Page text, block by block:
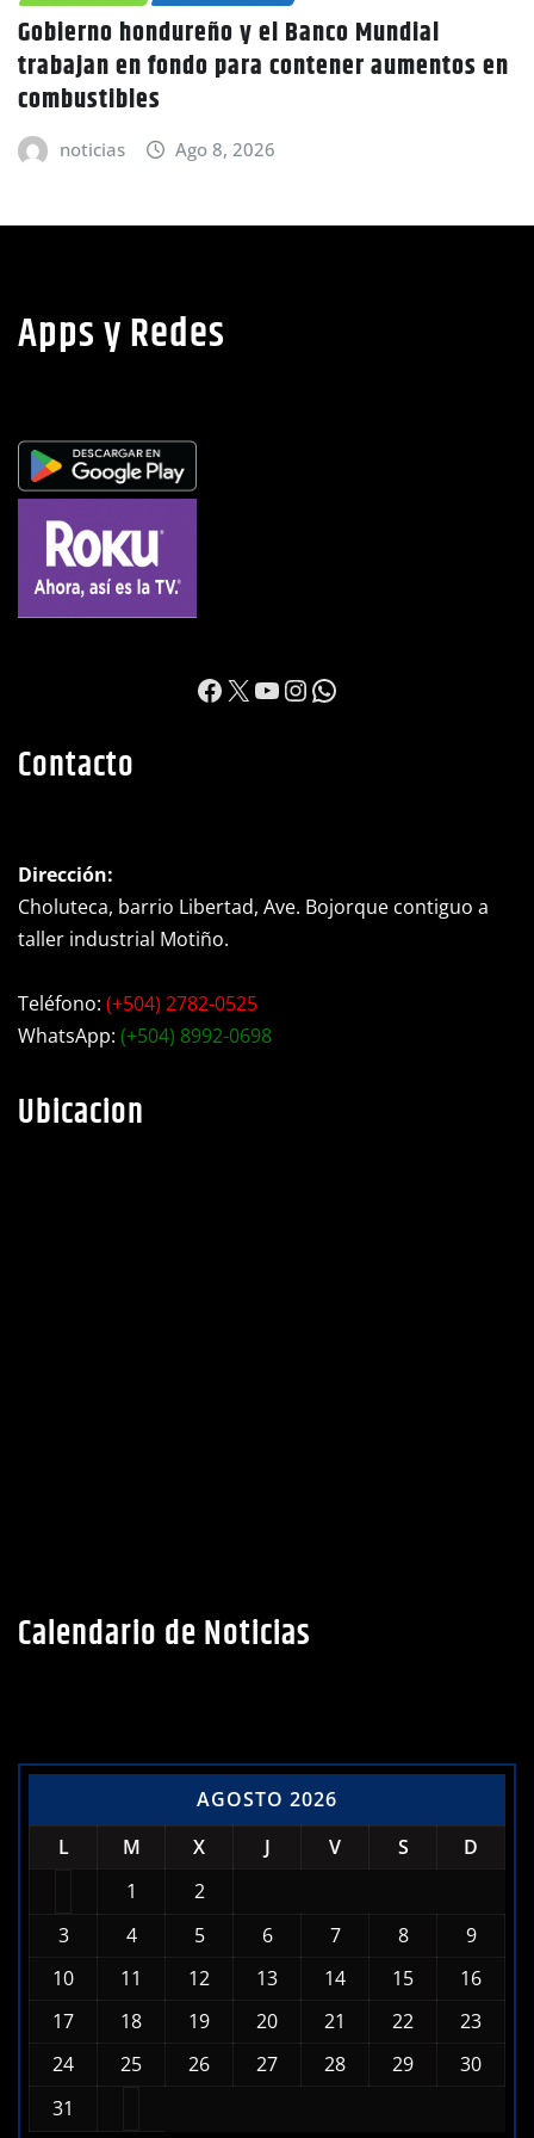
hondureño y el Banco Mundial
en fondo para contener aumentos en
noticias Ago 8, 2026
Apps y Redes
https://
X YouTube
Instagram
WhatsApp
Contacto
Dirección:
Choluteca, barrio Libertad, Ave. Bojorque contiguo a
taller industrial Motiño.
Teléfono: (+504) 2782-0525
WhatsApp: (+504) 8992-0698
Ubicacion
Calendario de Noticias
AGOSTO 2026
L
M X J V S
D
1
2
3
4 5 6 7 8
9
10
11 12 13 14 15
16
17
18 19 20 21 22
23
24
25 26 27 28 29
30
31